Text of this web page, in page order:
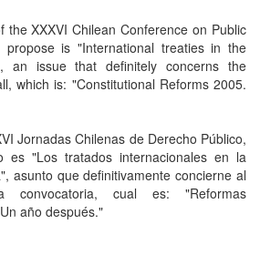
the XXXVI Chilean Conference on Public
is "International treaties in the
an issue that definitely concerns the
which is: "Constitutional Reforms 2005.
Jornadas Chilenas de Derecho Público,
es "Los tratados internacionales en la
asunto que definitivamente concierne al
cual es: "Reformas
año después."